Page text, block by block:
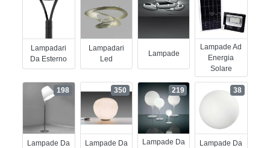
Lampadari
Da Esterno
Lampadari
Led
Lampade
Lampade Ad
Energia
Solare
Lampade Da
198
Lampade Da
350
Lampade Da
219
Lampade Da
38